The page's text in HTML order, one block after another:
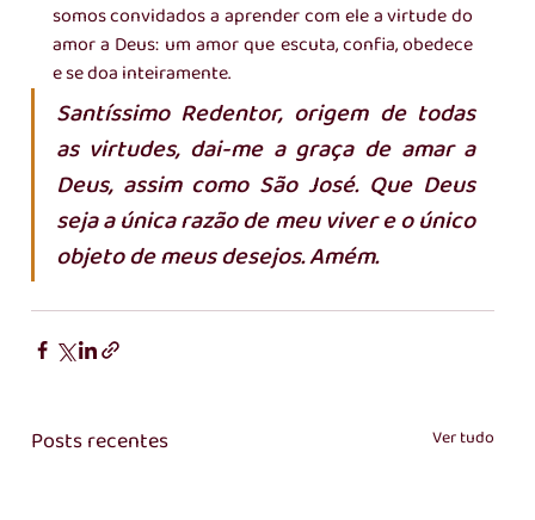
somos convidados a aprender com ele a virtude do
amor a Deus: um amor que escuta, confia, obedece
e se doa inteiramente.
Santíssimo Redentor, origem de todas
as virtudes, dai-me a graça de amar a
Deus, assim como São José. Que Deus
seja a única razão de meu viver e o único
objeto de meus desejos. Amém.
Posts recentes Ver tudo